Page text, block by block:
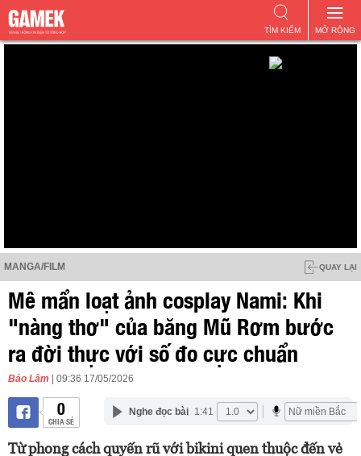
MỞ RỘNG
TÌM KIẾM
MANGA/FILM QUAY LẠI
Mê mẩn loạt ảnh cosplay Nami: Khi
"nàng thơ" của băng Mũ Rơm bước
ra đời thực với số đo cực chuẩn
Bảo Lâm | 09:36 17/05/2026
0
CHIA SẺ
Nghe đọc bài 1:41
Từ phong cách quyến rũ với bikini quen thuộc đến vẻ